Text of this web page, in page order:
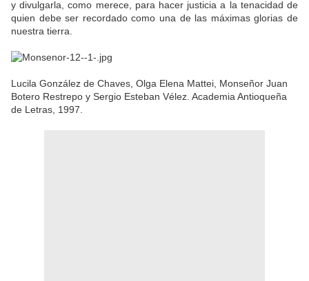
y divulgarla, como merece, para hacer justicia a la tenacidad de
quien debe ser recordado como una de las máximas glorias de
nuestra tierra.
Lucila González de Chaves, Olga Elena Mattei, Monseñor Juan
Botero Restrepo y Sergio Esteban Vélez. Academia Antioqueña
de Letras, 1997.